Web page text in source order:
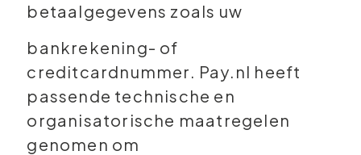
betaalgegevens zoals uw
bankrekening- of
creditcardnummer. Pay.nl heeft
passende technische en
organisatorische maatregelen
genomen om